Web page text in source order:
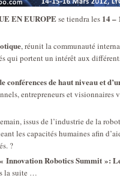
EN EUROPEse tiendra les 14 –
, réunit la communauté
qui portent un intérêt aux
conférences de haut niveau et
entrepreneurs et visionnaires
issus de l’industrie de la
les capacités humaines afin
?
Robotics Summit »:
la suite …